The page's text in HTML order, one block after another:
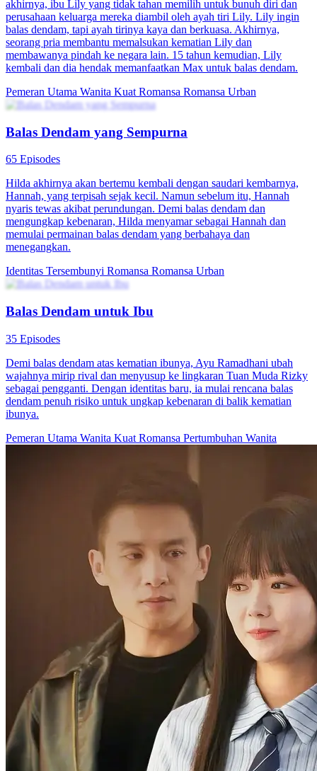
Asmara di Balik Dendam
60 Episodes
Adik Le Chuchu dipaksa bunuh diri oleh tiga pewaris kaya, ibunya
jadi vegetatif. Demi balas dendam, ia keluar sekolah dan masuk klub
elit untuk mendekati Pei Qingji, penguasa berkuasa. Dalam
permainan penuh siasat, ia tak sadar menyerahkan hati pada pria
yang awalnya hanya alat balas dendam.
Balas DendamTeka-Teki Identitas